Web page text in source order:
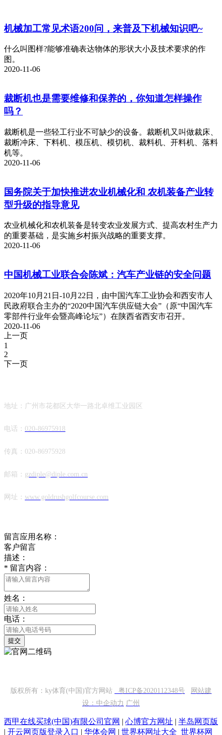
机械加工常见术语200问，来普及下机械知识吧~
什么叫图样?能够准确表达物体的形状大小及技术要求的作
图。
2020-11-06
裁断机也是需要维修和保养的，你知道怎样操作
吗？
裁断机是一些轻工行业不可缺少的设备。裁断机又叫做裁床、
裁断冲床、下料机、模压机、模切机、裁料机、开料机、落料
机等。
2020-11-06
国务院关于加快推进农业机械化和 农机装备产业转
型升级的指导意见
农业机械化和农机装备是转变农业发展方式、提高农村生产力
的重要基础，是实施乡村振兴战略的重要支撑。
2020-11-06
中国机械工业联合会陈斌：汽车产业链的安全问题
2020年10月21日-10月22日，由中国汽车工业协会和西安市人
民政府联合主办的“2020中国汽车供应链大会”（原“中国汽车
零部件行业年会暨高峰论坛”）在陕西省西安市召开。
2020-11-06
上一页
1
2
下一页
地址：广州市花都区大华一路北卓维工业园区
电话： 020-86975918
传真：020-86975928
邮箱： gzdiple@diple.com.cn
网址： www.goldrushgolfcourse.com
留言应用名称：
客户留言
描述：
* 留言内容：
姓名：
电话：
提交
版权所有：ky体育(中国)官方网站 粤ICP备2020112348号
网站建
设：中企动力 广州
西甲在线买球(中国)有限公司官网 | 心博官方网址 | 半岛网页版
| 开云网页版登录入口 | 华体会网 | 世界杯网址大全_世界杯网